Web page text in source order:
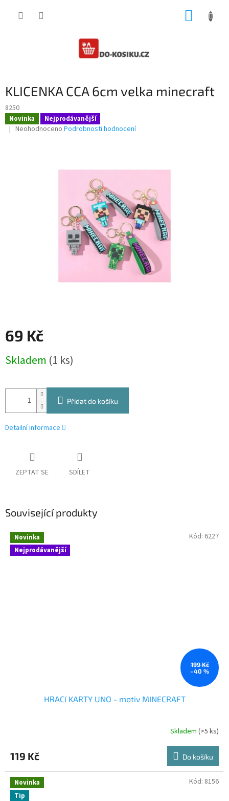
KLICENKA CCA 6cm velka minecraft
8250
Novinka Nejprodávanější
Průměrné
Neohodnoceno Podrobnosti hodnocení
69 Kč
cena:
Skladem (1 ks)
Přidat do košíku
Detailní informace
ZEPTAT SE SDÍLET
Související produkty
Novinka
Nejprodávanější
199 Kč
–40 %
HRACí KARTY UNO - motiv MINECRAFT
Skladem (>5 ks)
119 Kč Do košíku
Kód: 6227
Novinka
Tip
Kód: 8156